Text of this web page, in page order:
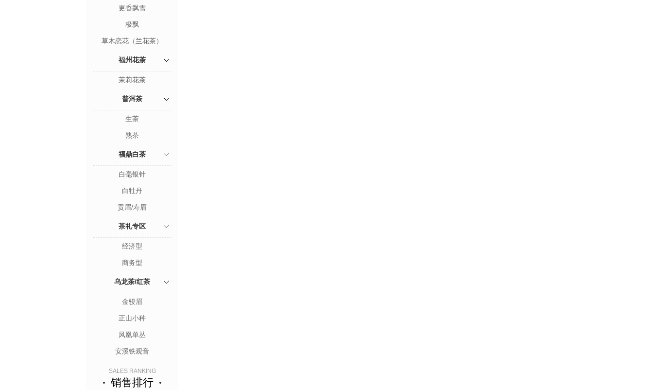
更香飘雪
极飘
草木恋花（兰花茶）
福州花茶
茉莉花茶
普洱茶
生茶
熟茶
福鼎白茶
白毫银针
白牡丹
贡眉/寿眉
茶礼专区
经济型
商务型
乌龙茶/红茶
金骏眉
正山小种
凤凰单丛
安溪铁观音
SALES RANKING
销售排行